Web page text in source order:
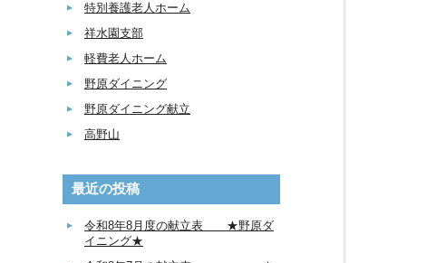
特別養護老人ホーム
祥水園支部
軽費老人ホーム
野原ダイニング
野原ダイニング献立
高野山
最近の投稿
令和8年8月度の献立表 ★野原ダ
イニング★